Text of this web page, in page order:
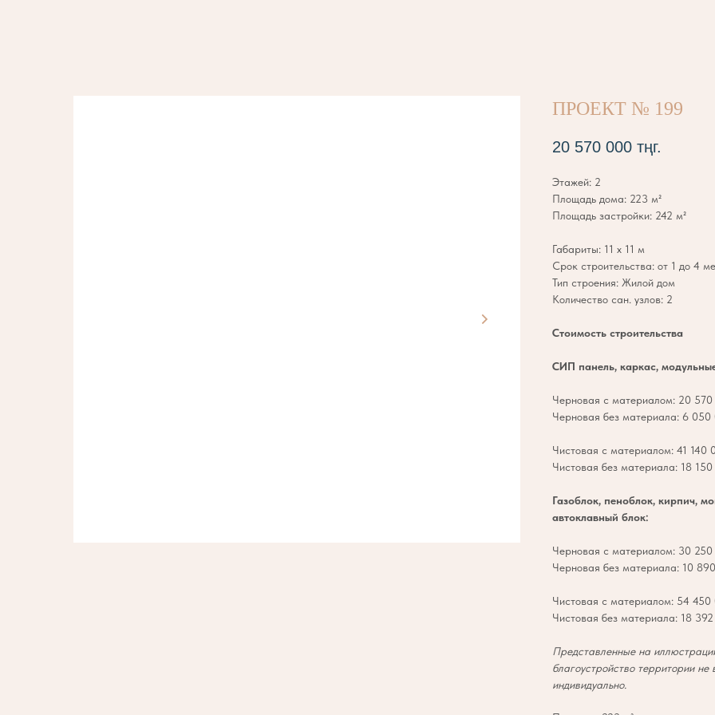
ПРОЕКТ № 199
20 570 000 тңг.
Этажей: 2
Площадь дома: 223 м²
Площадь застройки: 242 м²
Габариты: 11 х 11 м
Срок строительства: от 1 до 4
Тип строения: Жилой дом
Количество сан. узлов: 2
Стоимость строительства
СИП панель, каркас,
Черновая с материалом: 20 570
Черновая без материала: 6 050
Чистовая с материалом: 41 140
Чистовая без материала: 18 150
Газоблок, пеноблок, кирпич,
автоклавный блок:
Черновая с материалом: 30 250
Черновая без материала: 10
Чистовая с материалом: 54 450
Чистовая без материала: 18
Представленные на
благоустройство территории
индивидуально.